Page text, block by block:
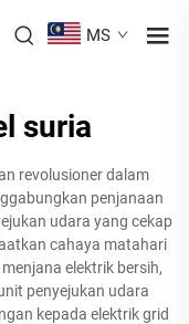
MS
suria
revolusioner dalam
penjanaan
udara yang cekap
cahaya matahari
elektrik bersih,
penyejukan udara
kepada elektrik grid